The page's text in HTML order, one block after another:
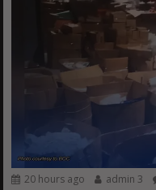
20 hours ago admin 3